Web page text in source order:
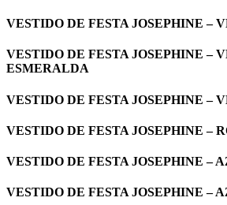
VESTIDO DE FESTA JOSEPHINE –
VESTIDO DE FESTA JOSEPHINE –
ESMERALDA
VESTIDO DE FESTA JOSEPHINE –
VESTIDO DE FESTA JOSEPHINE –
VESTIDO DE FESTA JOSEPHINE –
VESTIDO DE FESTA JOSEPHINE –